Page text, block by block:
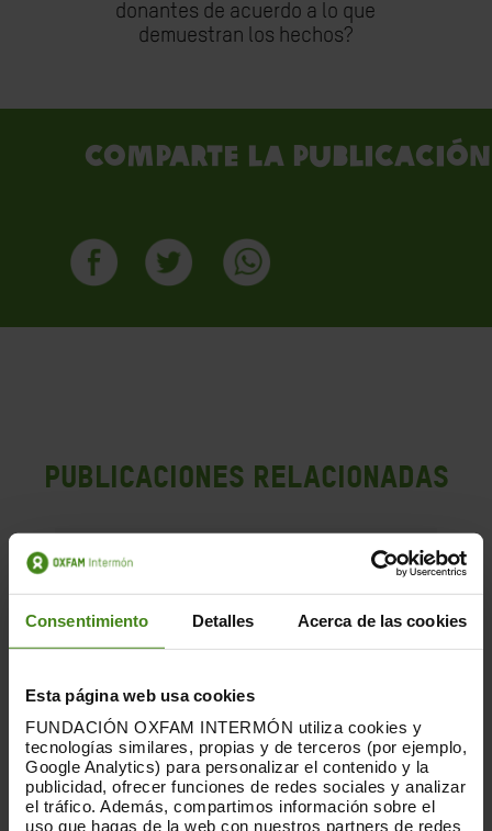
Consentimiento Detalles Acerca de las cookies
Esta página web usa cookies
FUNDACIÓN OXFAM INTERMÓN utiliza cookies y
tecnologías similares, propias y de terceros (por ejemplo,
Google Analytics) para personalizar el contenido y la
publicidad, ofrecer funciones de redes sociales y analizar
el tráfico. Además, compartimos información sobre el
uso que hagas de la web con nuestros partners de redes
donantes de acuerdo a lo que
demuestran los hechos?
Comparte la publicación
PUBLICACIONES RELACIONADAS